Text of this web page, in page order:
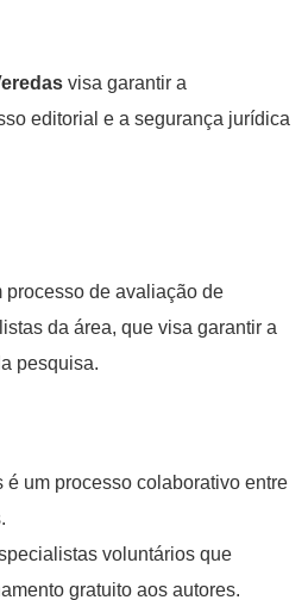
visa garantir a
editorial e a segurança jurídica
processo de avaliação de
da área, que visa garantir a
pesquisa.
é um processo colaborativo entre
voluntários que
gratuito aos autores.